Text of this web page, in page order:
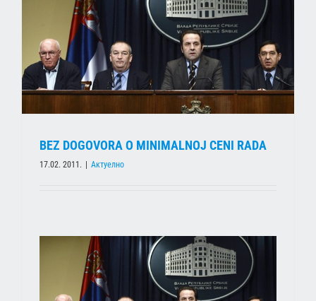
BEZ DOGOVORA O MINIMALNOJ CENI RADA
17.02. 2011. Актуелно